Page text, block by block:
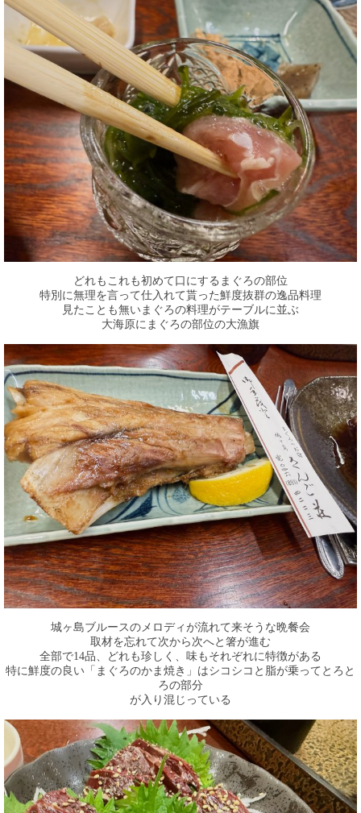
どれもこれも初めて口にするまぐろの部位
特別に無理を言って仕入れて貰った鮮度抜群の逸品料理
見たことも無いまぐろの料理がテーブルに並ぶ
大海原にまぐろの部位の大漁旗
城ヶ島ブルースのメロディが流れて来そうな晩餐会
取材を忘れて次から次へと箸が進む
全部で14品、どれも珍しく、味もそれぞれに特徴がある
特に鮮度の良い「まぐろのかま焼き」はシコシコと脂が乗ってとろと
ろの部分
が入り混じっている